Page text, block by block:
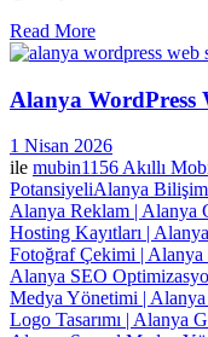
Read More
Alanya WordPress
1 Nisan 2026
ile mubin1156Akıllı
PotansiyeliAlanya
Alanya Reklam | Alanya
Hosting Kayıtları |
Fotoğraf Çekimi | Alanya
Alanya SEO
Medya Yönetimi | Alanya
Logo Tasarımı | Alanya